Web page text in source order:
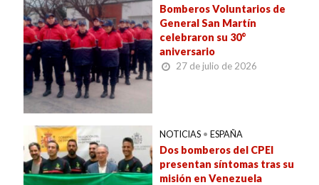
Bomberos Voluntarios de
General San Martín
celebraron su 30°
aniversario
27 de julio de 2026
NOTICIAS • ESPAÑA
Dos bomberos del CPEI
presentan síntomas tras su
misión en Venezuela